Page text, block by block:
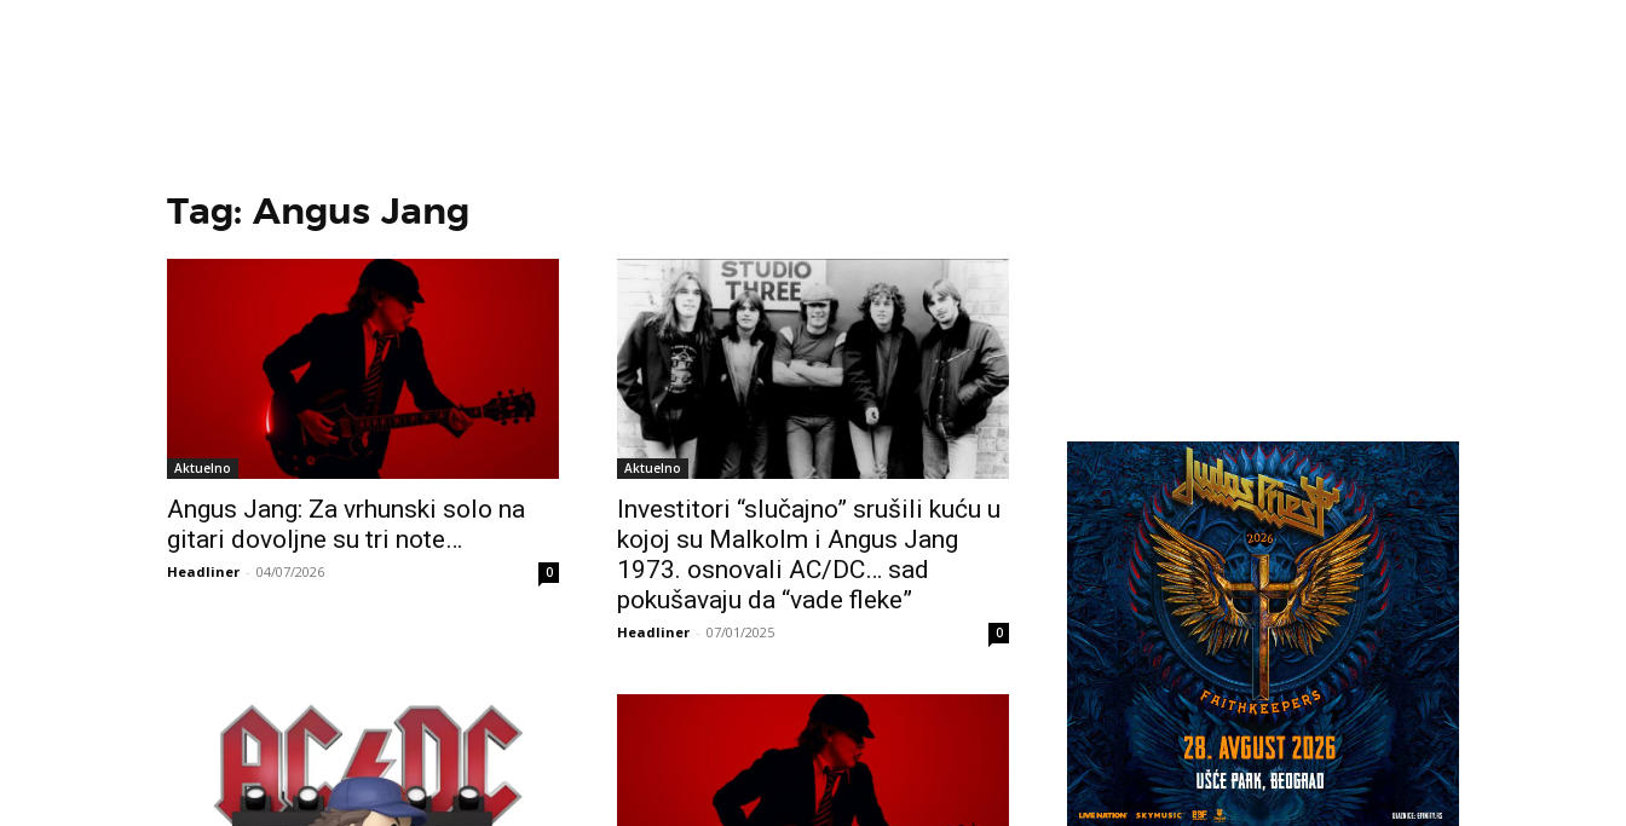
Tag: Angus Jang
Aktuelno
Angus Jang: Za vrhunski solo na
gitari dovoljne su tri note…
Headliner - 04/07/2026 0
Aktuelno
Investitori “slučajno” srušili kuću u
kojoj su Malkolm i Angus Jang
1973. osnovali AC/DC… sad
pokušavaju da “vade fleke”
Headliner - 07/01/2025 0